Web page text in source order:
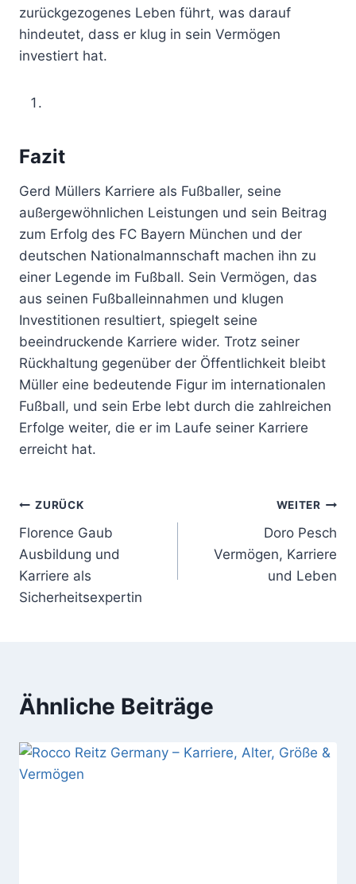
zurückgezogenes Leben führt, was darauf
hindeutet, dass er klug in sein Vermögen
investiert hat.
Fazit
Gerd Müllers Karriere als Fußballer, seine
außergewöhnlichen Leistungen und sein Beitrag
zum Erfolg des FC Bayern München und der
deutschen Nationalmannschaft machen ihn zu
einer Legende im Fußball. Sein Vermögen, das
aus seinen Fußballeinnahmen und klugen
Investitionen resultiert, spiegelt seine
beeindruckende Karriere wider. Trotz seiner
Rückhaltung gegenüber der Öffentlichkeit bleibt
Müller eine bedeutende Figur im internationalen
Fußball, und sein Erbe lebt durch die zahlreichen
Erfolge weiter, die er im Laufe seiner Karriere
erreicht hat.
Beitragsnavigation
ZURÜCK
Florence Gaub
Ausbildung und
Karriere als
Sicherheitsexpertin
WEITER
Doro Pesch
Vermögen, Karriere
und Leben
Ähnliche Beiträge